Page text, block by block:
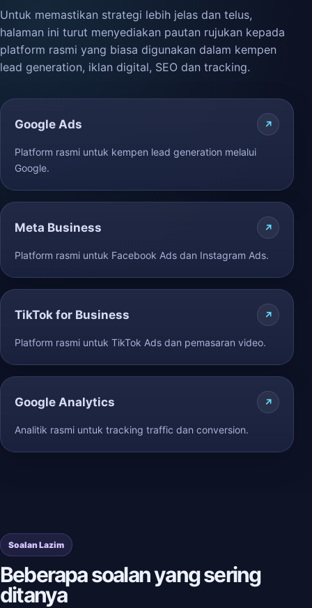
Untuk memastikan strategi lebih jelas dan telus,
halaman ini turut menyediakan pautan rujukan kepada
platform rasmi yang biasa digunakan dalam kempen
lead generation, iklan digital, SEO dan tracking.
Google Ads
Platform rasmi untuk kempen lead generation melalui
Google.
Meta Business
Platform rasmi untuk Facebook Ads dan Instagram Ads.
TikTok for Business
Platform rasmi untuk TikTok Ads dan pemasaran video.
Google Analytics
Analitik rasmi untuk tracking traffic dan conversion.
Soalan Lazim
Beberapa soalan yang sering
ditanya